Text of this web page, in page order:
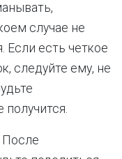
случае не
Если есть четкое
следуйте ему, не
получится.
После